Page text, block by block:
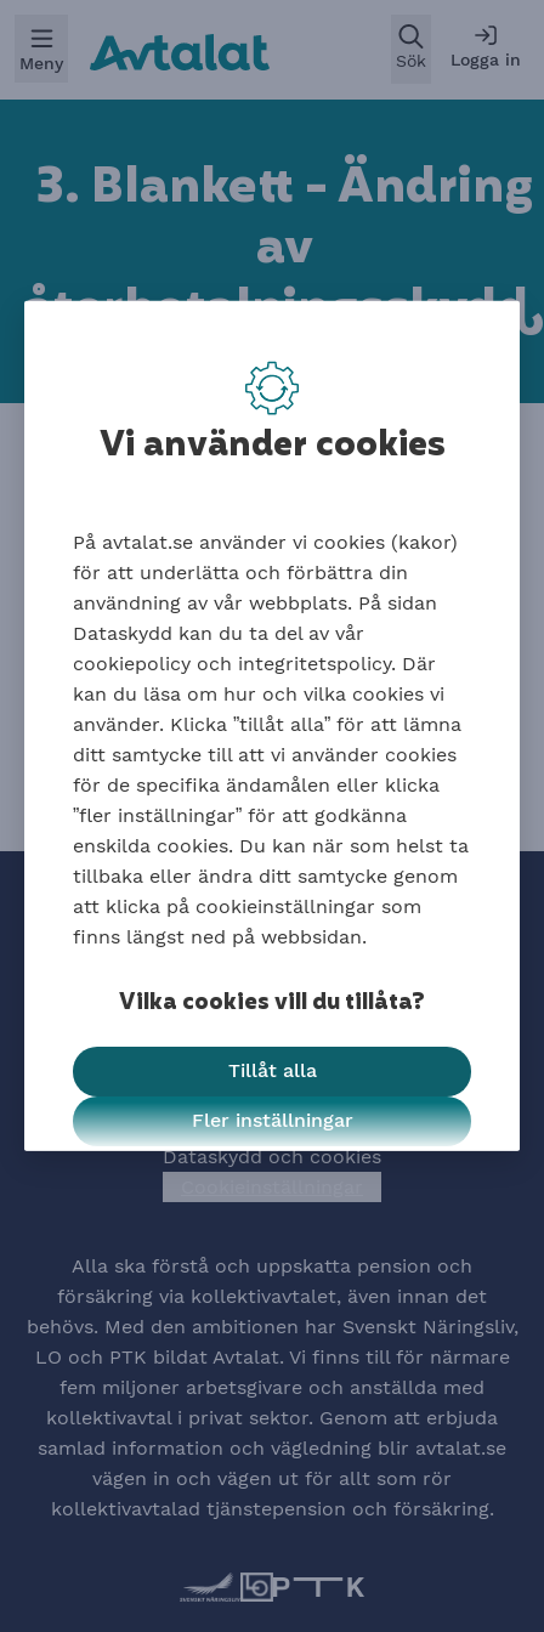
Meny
Öppna
Sök Logga in
3. Blankett - Ändring
av
återbetalningsskydd
Blanketter för tjänstemän
Här kan du lägga till eller ta bort
återbetalningsskydd. Du kan också ändra genom att
logga in.
Ladda ner
Hitta snabbt
Jobba hos oss
Dataskydd och cookies
Alla ska förstå och uppskatta pension och
försäkring via kollektivavtalet, även innan det
behövs. Med den ambitionen har Svenskt Näringsliv,
LO och PTK bildat Avtalat. Vi finns till för närmare
fem miljoner arbetsgivare och anställda med
kollektivavtal i privat sektor. Genom att erbjuda
samlad information och vägledning blir avtalat.se
vägen in och vägen ut för allt som rör
kollektivavtalad tjänstepension och försäkring.
Vi använder cookies
På avtalat.se använder vi cookies (kakor)
för att underlätta och förbättra din
användning av vår webbplats. På sidan
Dataskydd kan du ta del av vår
cookiepolicy och integritetspolicy. Där
kan du läsa om hur och vilka cookies vi
använder. Klicka ”tillåt alla” för att lämna
ditt samtycke till att vi använder cookies
för de specifika ändamålen eller klicka
”fler inställningar” för att godkänna
enskilda cookies. Du kan när som helst ta
tillbaka eller ändra ditt samtycke genom
att klicka på cookieinställningar som
finns längst ned på webbsidan.
Vilka cookies vill du tillåta?
Tillåt alla
Fler inställningar